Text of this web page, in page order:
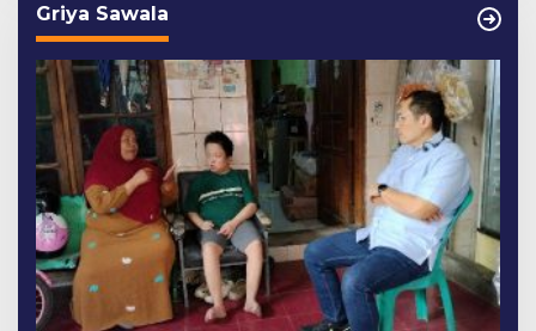
Griya Sawala